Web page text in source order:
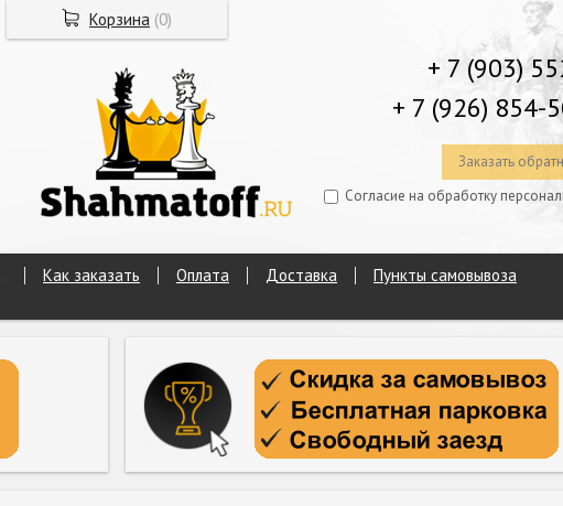
+ 7 (903)
+ 7 (926) 854-
Заказать
Согласие на обработку
Как заказать Оплата Доставка
Пункты самовывоза
Корзина (0)